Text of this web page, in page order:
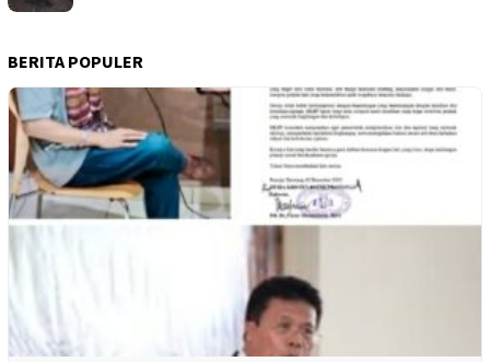
BERITA POPULER